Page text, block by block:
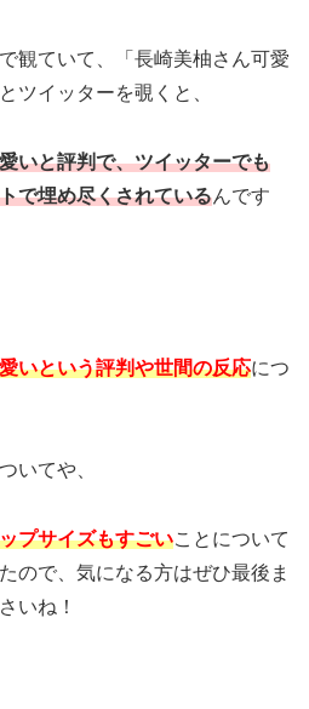
観ていて、「長崎美柚さん可愛
ツイッターを覗くと、
いと評判で、ツイッターでも
で埋め尽くされているんです
いという評判や世間の反応につ
いてや、
プサイズもすごいことについて
ので、気になる方はぜひ最後ま
いね！